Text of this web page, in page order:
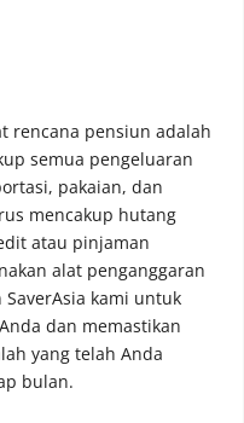
rencana pensiun adalah
semua pengeluaran
pakaian, dan
mencakup hutang
atau pinjaman
alat penganggaran
kami untuk
dan memastikan
yang telah Anda
bulan.